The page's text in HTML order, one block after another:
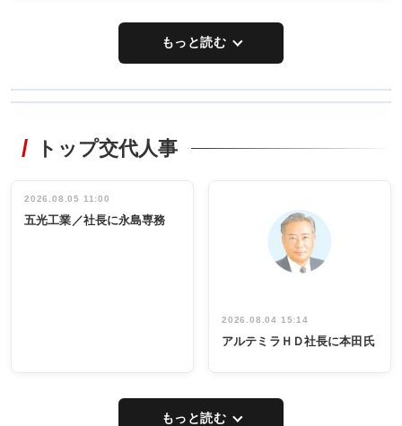
もっと読む
非鉄業界で
インタビュ
ー／社内ア
タックトレー
祝う 業界関
係者ら220人
出席
トップ交代人事
2026.08.05 11:00
五光工業／社長に永島専務
2026.08.04 15:14
アルテミラＨＤ社長に本田氏
もっと読む